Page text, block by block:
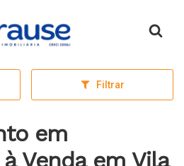
inicial
Filtrar
em
Venda em Vila